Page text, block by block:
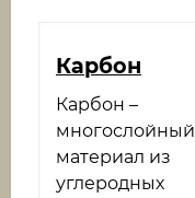
Карбон
Карбон –
многослойный
материал из
углеродных